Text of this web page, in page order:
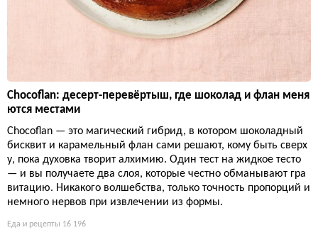
Chocoflan: десерт-перевёртыш, где шоколад и флан меня
ются местами
Chocoflan — это магический гибрид, в котором шоколадный
бисквит и карамельный флан сами решают, кому быть сверх
у, пока духовка творит алхимию. Один тест на жидкое тесто
— и вы получаете два слоя, которые честно обманывают гра
витацию. Никакого волшебства, только точность пропорций и
немного нервов при извлечении из формы.
Еда и рецепты 16 196